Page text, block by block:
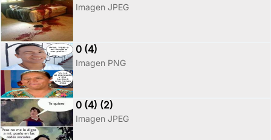
Imagen JPEG
0 (4)
Imagen PNG
0 (4) (2)
Imagen JPEG